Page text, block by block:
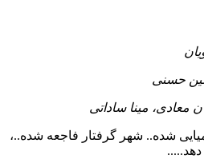
حسنی
معادی، مینا ساداتی
شده.. شهر گرفتار فاجعه شده..،
دهد.....